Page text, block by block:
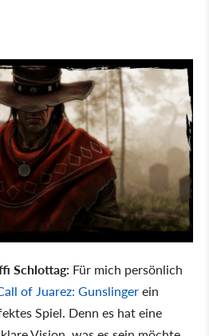
Schlottag: Für mich persönlich
of Juarez: Gunslingerein
Spiel. Denn es hat eine